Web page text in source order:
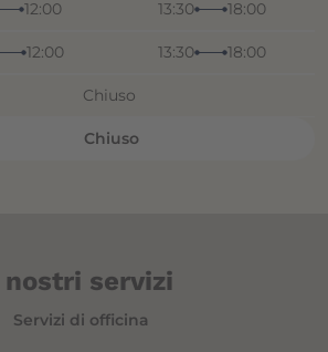
12:00 13:30 18:00
12:00 13:30 18:00
Chiuso
Chiuso
nostri servizi
Servizi di officina